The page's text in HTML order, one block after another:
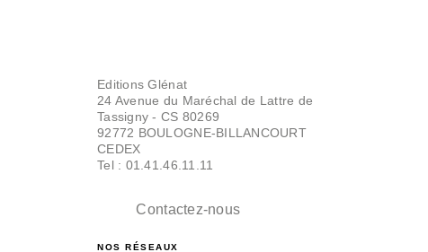
Editions Glénat
24 Avenue du Maréchal de Lattre de
Tassigny - CS 80269
92772 BOULOGNE-BILLANCOURT
CEDEX
Tel : 01.41.46.11.11
Contactez-nous
NOS RÉSEAUX